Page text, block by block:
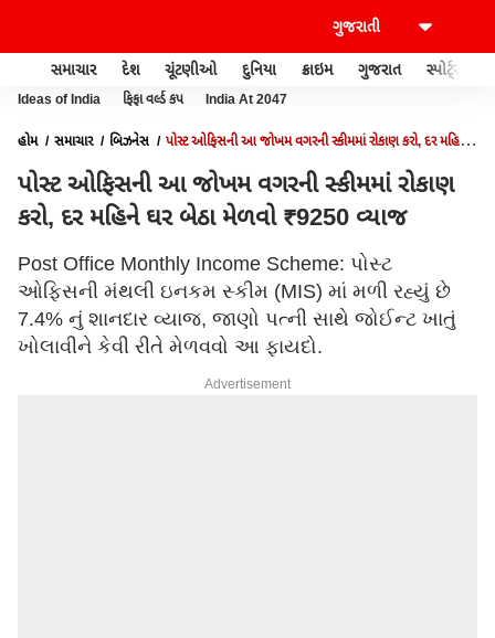
સમાચાર દેશ ચૂંટણીઓ દુનિયા ક્રાઇમ ગુજરાત સ્પોર્ટ્સ
Ideas of India ફિફા વર્લ્ડ કપ India At 2047
હોમ સમાચાર બિઝનેસ
પોસ્ટ ઓફિસની આ જોખમ વગરની સ્કીમમાં રોકાણ કરો, દર મહિને
પોસ્ટ ઓફિસની આ જોખમ વગરની સ્કીમમાં રોકાણ
કરો, દર મહિને ઘર બેઠા મેળવો ₹9250 વ્યાજ
Post Office Monthly Income Scheme: પોસ્ટ
ઓફિસની મંથલી ઇનકમ સ્કીમ (MIS) માં મળી રહ્યું છે
7.4% નું શાનદાર વ્યાજ, જાણો પત્ની સાથે જોઈન્ટ ખાતું
ખોલાવીને કેવી રીતે મેળવવો આ ફાયદો.
Advertisement